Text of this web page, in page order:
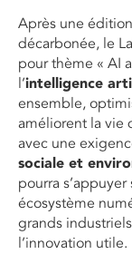
Après une
décarbonée, le
pour thème « AI
l’intelligence
ensemble,
améliorent la vie
avec une
sociale et
pourra
écosystème
grands
l’innovation utile.